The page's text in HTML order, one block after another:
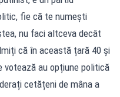
fie că te numești
nu faci altceva decât
că în această țară 40 și
votează au opțiune politică
cetățeni de mâna a